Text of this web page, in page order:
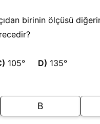
birinin ölçüsü
105° D) 135°
B